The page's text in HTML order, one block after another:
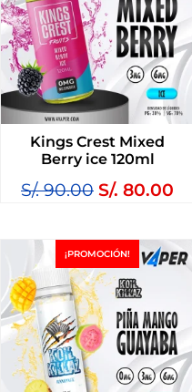
Kings Crest Mixed
Berry ice 120ml
S/.90.00 S/. 80.00
¡PROMOCIÓN!